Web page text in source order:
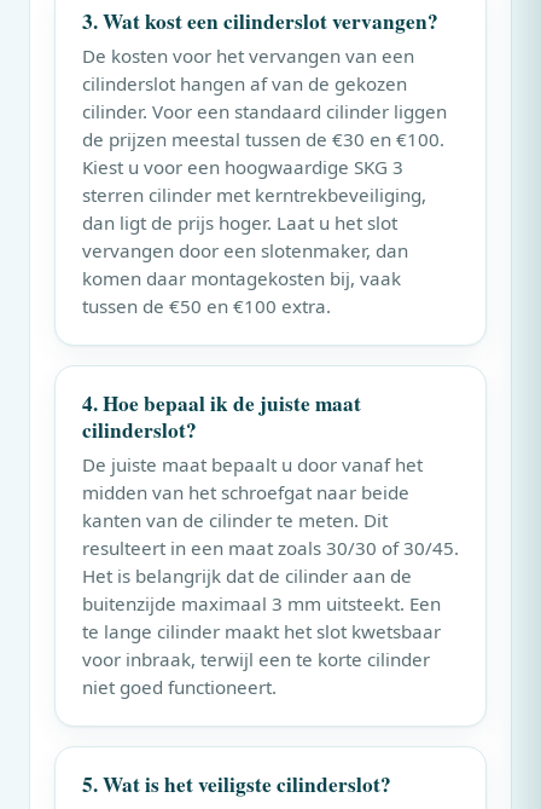
3. Wat kost een cilinderslot vervangen?
De kosten voor het vervangen van een
cilinderslot hangen af van de gekozen
cilinder. Voor een standaard cilinder liggen
de prijzen meestal tussen de €30 en €100.
Kiest u voor een hoogwaardige SKG 3
sterren cilinder met kerntrekbeveiliging,
dan ligt de prijs hoger. Laat u het slot
vervangen door een slotenmaker, dan
komen daar montagekosten bij, vaak
tussen de €50 en €100 extra.
4. Hoe bepaal ik de juiste maat
cilinderslot?
De juiste maat bepaalt u door vanaf het
midden van het schroefgat naar beide
kanten van de cilinder te meten. Dit
resulteert in een maat zoals 30/30 of 30/45.
Het is belangrijk dat de cilinder aan de
buitenzijde maximaal 3 mm uitsteekt. Een
te lange cilinder maakt het slot kwetsbaar
voor inbraak, terwijl een te korte cilinder
niet goed functioneert.
5. Wat is het veiligste cilinderslot?